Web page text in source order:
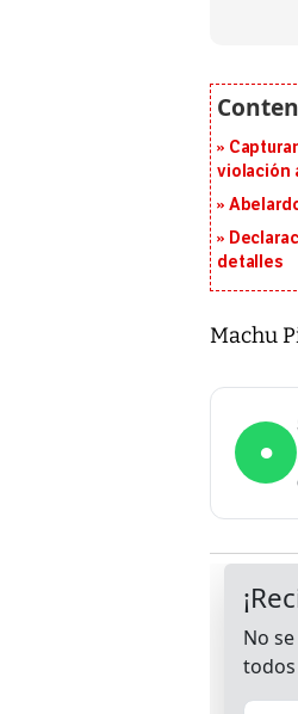
violación
detalles
Machu
●